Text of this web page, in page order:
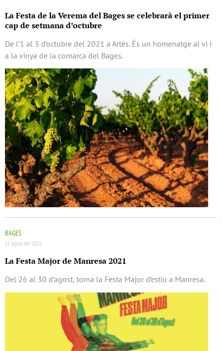
La Festa de la Verema del Bages se celebrarà el primer
cap de setmana d’octubre
De l’1 al 3 d’octubre del 2021 a Artés. És un homenatge al vi i
a la vinya de la comarca del Bages.
BAGES
12 agost del 2021
La Festa Major de Manresa 2021
Del 26 al 30 d’agost, torna la Festa Major d’estiu a Manresa.